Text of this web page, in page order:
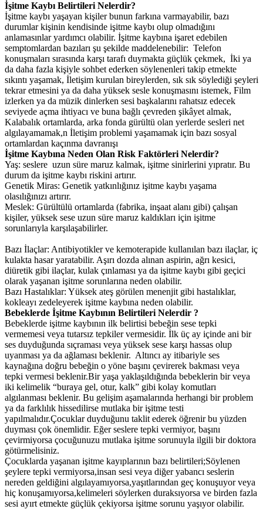
İşitme Kaybı Belirtileri Nelerdir?
İşitme kaybı yaşayan kişiler bunun farkına varmayabilir, bazı
durumlar kişinin kendisinde işitme kaybı olup olmadığını
anlamasınlar yardımcı olabilir. İşitme kaybına işaret edebilen
semptomlardan bazıları şu şekilde maddelenebilir: Telefon
konuşmaları sırasında karşı tarafı duymakta güçlük çekmek, İki ya
da daha fazla kişiyle sohbet ederken söylenenleri takip etmekte
sıkıntı yaşamak, İletişim kurulan bireylerden, sık sık söylediği şeyleri
tekrar etmesini ya da daha yüksek sesle konuşmasını istemek, Film
izlerken ya da müzik dinlerken sesi başkalarını rahatsız edecek
seviyede açma ihtiyacı ve buna bağlı çevreden şikâyet almak,
Kalabalık ortamlarda, arka fonda gürültü olan yerlerde sesleri net
algılayamamak,n İletişim problemi yaşamamak için bazı sosyal
ortamlardan kaçınma davranışı
İşitme Kaybına Neden Olan Risk Faktörleri Nelerdir?
Yaş: seslere uzun süre maruz kalmak, işitme sinirlerini yıpratır. Bu
durum da işitme kaybı riskini artırır.
Genetik Miras: Genetik yatkınlığınız işitme kaybı yaşama
olasılığınızı artırır.
Meslek: Gürültülü ortamlarda (fabrika, inşaat alanı gibi) çalışan
kişiler, yüksek sese uzun süre maruz kaldıkları için işitme
sorunlarıyla karşılaşabilirler.
Bazı İlaçlar: Antibiyotikler ve kemoterapide kullanılan bazı ilaçlar, iç
kulakta hasar yaratabilir. Aşırı dozda alınan aspirin, ağrı kesici,
diüretik gibi ilaçlar, kulak çınlaması ya da işitme kaybı gibi geçici
olarak yaşanan işitme sorunlarına neden olabilir.
Bazı Hastalıklar: Yüksek ateş görülen menenjit gibi hastalıklar,
kokleayı zedeleyerek işitme kaybına neden olabilir.
Bebeklerde İşitme Kaybının Belirtileri Nelerdir ?
Bebeklerde işitme kaybının ilk belirtisi bebeğin sese tepki
vermemesi veya tutarsız tepkiler vermesidir. İlk üç ay içinde ani bir
ses duyduğunda sıçraması veya yüksek sese karşı hassas olup
uyanması ya da ağlaması beklenir. Altıncı ay itibariyle ses
kaynağına doğru bebeğin o yöne başını çevirerek bakması veya
tepki vermesi beklenir.Bir yaşa yaklaşıldığında bebeklerin bir veya
iki kelimelik “buraya gel, otur, kalk” gibi kolay komutları
algılanması beklenir. Bu gelişim aşamalarında herhangi bir problem
ya da farklılık hissedilirse mutlaka bir işitme testi
yapılmalıdır.Çocuklar duyduğunu taklit ederek öğrenir bu yüzden
duyması çok önemlidir. Eğer seslere tepki vermiyor, başını
çevirmiyorsa çocuğunuzu mutlaka işitme sorunuyla ilgili bir doktora
götürmelisiniz.
Çocuklarda yaşanan işitme kayıplarının bazı belirtileri;Söylenen
şeylere tepki vermiyorsa,insan sesi veya diğer yabancı seslerin
nereden geldiğini algılayamıyorsa,yaşıtlarından geç konuşuyor veya
hiç konuşamıyorsa,kelimeleri söylerken duraksıyorsa ve birden fazla
sesi ayırt etmekte güçlük çekiyorsa işitme sorunu yaşıyor olabilir.